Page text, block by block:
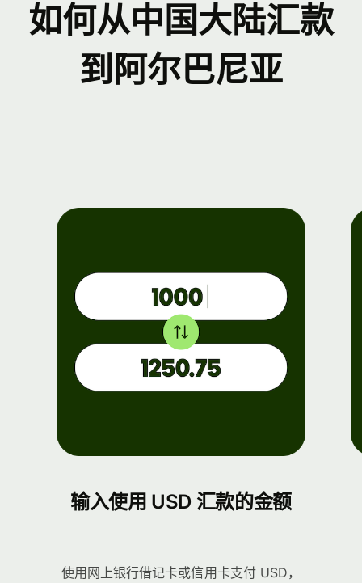
如何从中国大陆汇款
到阿尔巴尼亚
输入使用 USD 汇款的金额
使用网上银行借记卡或信用卡支付 USD，